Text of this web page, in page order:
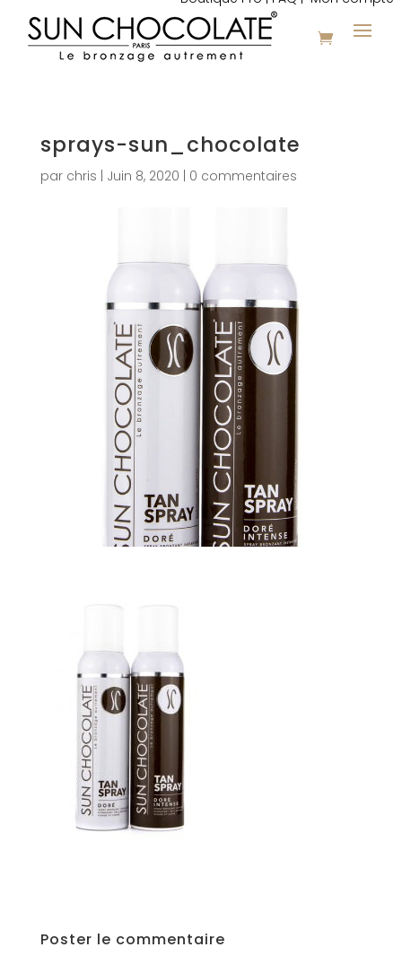
sprays-sun_chocolate
par chris Juin 8, 2020 0 commentaires
Poster le commentaire